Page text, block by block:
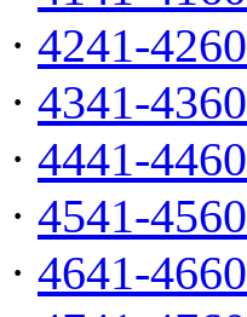
· 4241-4260
· 4341-4360
· 4441-4460
· 4541-4560
· 4641-4660